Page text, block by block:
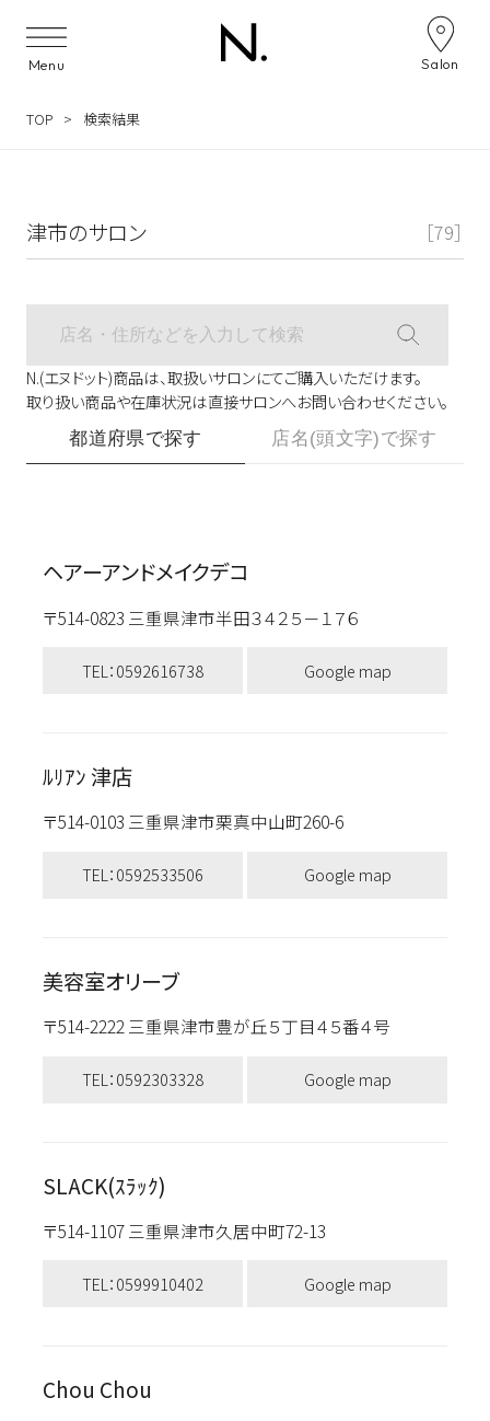
Menu Salon
TOP 検索結果
津市のサロン ［79］
N.(エヌドット)商品は、取扱いサロンにてご購入いただけます。
取り扱い商品や在庫状況は直接サロンへお問い合わせください。
都道府県で探す 店名(頭文字)で探す
ヘアーアンドメイクデコ
〒514-0823 三重県津市半田３４２５－１７６
TEL：0592616738 Google map
ﾙﾘｱﾝ 津店
〒514-0103 三重県津市栗真中山町260-6
TEL：0592533506 Google map
美容室オリーブ
〒514-2222 三重県津市豊が丘５丁目４５番４号
TEL：0592303328 Google map
SLACK(ｽﾗｯｸ)
〒514-1107 三重県津市久居中町72-13
TEL：0599910402 Google map
Chou Chou
サロン検索ナビゲーション